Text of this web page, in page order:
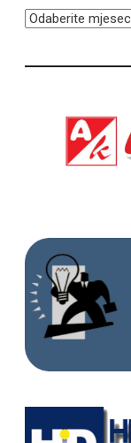
ARHIVA